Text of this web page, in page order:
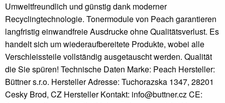
Umweltfreundlich und günstig dank moderner
Recyclingtechnologie. Tonermodule von Peach garantieren
langfristig einwandfreie Ausdrucke ohne Qualitätsverlust. Es
handelt sich um wiederaufbereitete Produkte, wobei alle
Verschleissteile vollständig ausgetauscht werden. Qualität
die Sie spüren! Technische Daten Marke: Peach Hersteller:
Büttner s.r.o. Hersteller Adresse: Tuchorazska 1347, 28201
Cesky Brod, CZ Hersteller Kontakt: info@buttner.cz CE: